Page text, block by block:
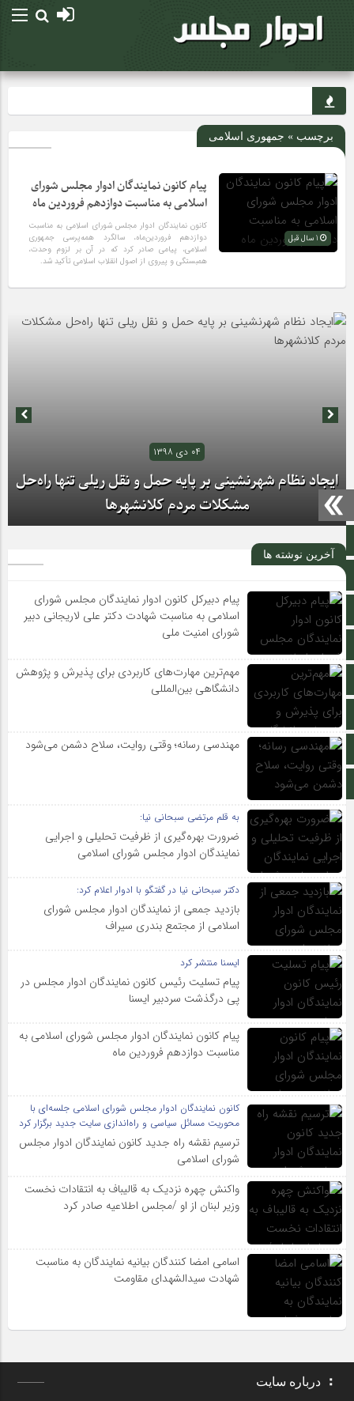
صفحه نخست
تالار گفتمان
اپلیکیشن سایت
سروش
ایتا
آپارات
اینستاگرام
اطلاعات سایت
برچسب » جمهوری اسلامی
پیام کانون نمایندگان ادوار مجلس شورای
اسلامی به مناسبت دوازدهم فروردین ماه
کانون نمایندگان ادوار مجلس شورای اسلامی به مناسبت
دوازدهم فروردین‌ماه، سالگرد همه‌پرسی جمهوری
اسلامی، پیامی صادر کرد که در آن بر لزوم وحدت،
همبستگی و پیروی از اصول انقلاب اسلامی تأکید شد.
۰۴ دی ۱۳۹۸
ایجاد نظام شهرنشینی بر پایه حمل و نقل ریلی تنها راه‌حل
مشکلات مردم کلانشهرها
حال ناخوش داروخانه‌ها در رویارویی با مشکلات مالی
آخرین نوشته ها
پیام دبیرکل کانون ادوار نمایندگان مجلس شورای
اسلامی به مناسبت شهادت دکتر علی لاریجانی دبیر
شورای امنیت ملی
مهم‌ترین مهارت‌های کاربردی برای پذیرش و پژوهش
دانشگاهی بین‌المللی
مهندسی رسانه؛ وقتی روایت، سلاح دشمن می‌شود
به قلم مرتضی سبحانی نیا:
ضرورت بهره‌گیری از ظرفیت تحلیلی و اجرایی
نمایندگان ادوار مجلس شورای اسلامی
دکتر سبحانی نیا در گفتگو با ادوار اعلام کرد:
بازدید جمعی از نمایندگان ادوار مجلس شورای
اسلامی از مجتمع بندری سیراف
ایسنا منتشر کرد
پیام تسلیت رئیس کانون نمایندگان ادوار مجلس در
پی درگذشت سردبیر ایسنا
پیام کانون نمایندگان ادوار مجلس شورای اسلامی به
مناسبت دوازدهم فروردین ماه
کانون نمایندگان ادوار مجلس شورای اسلامی جلسه‌ای با
محوریت مسائل سیاسی و راه‌اندازی سایت جدید برگزار کرد
ترسیم نقشه راه جدید کانون نمایندگان ادوار مجلس
شورای اسلامی
واکنش چهره نزدیک به قالیباف به انتقادات نخست
وزیر لبنان از او /مجلس اطلاعیه صادر کرد
اسامی امضا کنندگان بیانیه نمایندگان به مناسبت
شهادت سیدالشهدای مقاومت
درباره سایت